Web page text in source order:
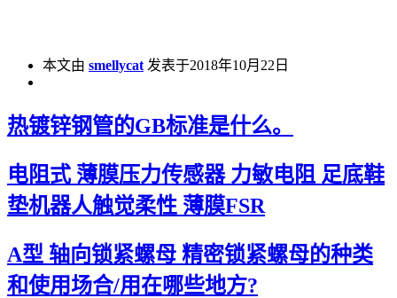
本文由 smellycat 发表于2018年10月22日
热镀锌钢管的GB标准是什么。
电阻式 薄膜压力传感器 力敏电阻 足底鞋
垫机器人触觉柔性 薄膜FSR
A型 轴向锁紧螺母 精密锁紧螺母的种类
和使用场合/用在哪些地方?